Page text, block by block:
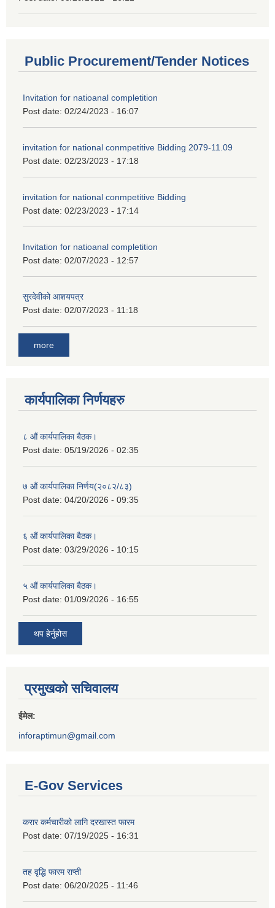
Public Procurement/Tender Notices
Invitation for natioanal completition
Post date: 02/24/2023 - 16:07
invitation for national conmpetitive Bidding 2079-11.09
Post date: 02/23/2023 - 17:18
invitation for national conmpetitive Bidding
Post date: 02/23/2023 - 17:14
Invitation for natioanal completition
Post date: 02/07/2023 - 12:57
सुरदेवीको आशयपत्र
Post date: 02/07/2023 - 11:18
more
कार्यपालिका निर्णयहरु
८ औं कार्यपालिका बैठक।
Post date: 05/19/2026 - 02:35
७ औं कार्यपालिका निर्णय(२०८२/८३)
Post date: 04/20/2026 - 09:35
६ औं कार्यपालिका बैठक।
Post date: 03/29/2026 - 10:15
५ औं कार्यपालिका बैठक।
Post date: 01/09/2026 - 16:55
थप हेर्नुहोस
प्रमुखको सचिवालय
ईमेल:
inforaptimun@gmail.com
E-Gov Services
करार कर्मचारीको लागि दरखास्त फारम
Post date: 07/19/2025 - 16:31
तह वृद्धि फारम राप्ती
Post date: 06/20/2025 - 11:46